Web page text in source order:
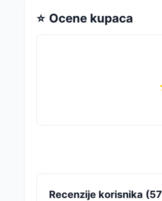
⭐ Ocene kupaca
Recenzije korisnika (57